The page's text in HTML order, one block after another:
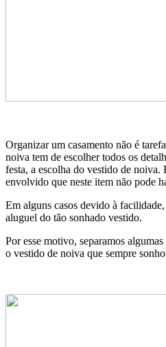
Organizar um casamento não é
noiva tem de escolher todos os
festa, a escolha do vestido de noiva.
envolvido que neste item não pode
Em alguns casos devido à
aluguel do tão sonhado vestido.
Por esse motivo, separamos
o vestido de noiva que sempre